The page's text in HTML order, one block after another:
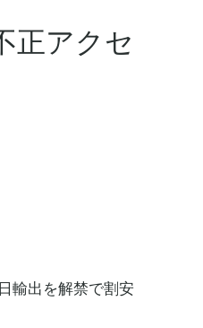
アクセ
輸出を解禁で割安